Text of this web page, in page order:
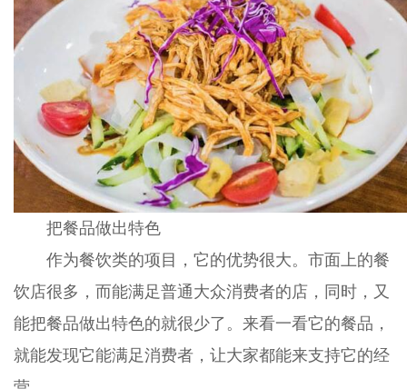
把餐品做出特色
作为餐饮类的项目，它的优势很大。市面上的餐
饮店很多，而能满足普通大众消费者的店，同时，又
能把餐品做出特色的就很少了。来看一看它的餐品，
就能发现它能满足消费者，让大家都能来支持它的经